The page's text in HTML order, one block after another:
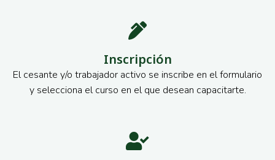
Inscripción
El cesante y/o trabajador activo se inscribe en el formulario
y selecciona el curso en el que desean capacitarte.